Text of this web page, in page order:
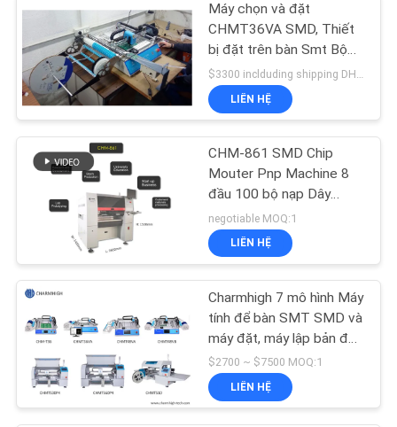
SHOPPING
ON
LINE
SƠ
ĐỒ
TRANG
CHÍNH
SÁCH
BẢO
MẬT
Máy chọn và đặt
CHMT36VA SMD, Thiết
bị đặt trên bàn Smt Bộ
nạp rung
LIÊN HỆ
CHM-861 SMD Chip
Mouter Pnp Machine 8
đầu 100 bộ nạp Dây
chuyền lắp ráp PCB
negotiable MOQ:1
LIÊN HỆ
Charmhigh 7 mô hình Máy
tính để bàn SMT SMD và
máy đặt, máy lập bản đồ
PCB nhỏ
$2700 ~ $7500 MOQ:1
LIÊN HỆ